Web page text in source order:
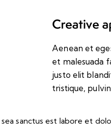
Creative
Aenean et
et malesuada
justo elit
tristique,
sanctus est labore et